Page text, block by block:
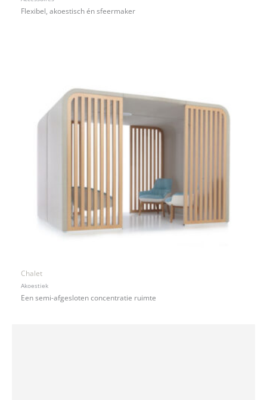
Flexibel, akoestisch én sfeermaker
Chalet
Akoestiek
Een semi-afgesloten concentratie ruimte